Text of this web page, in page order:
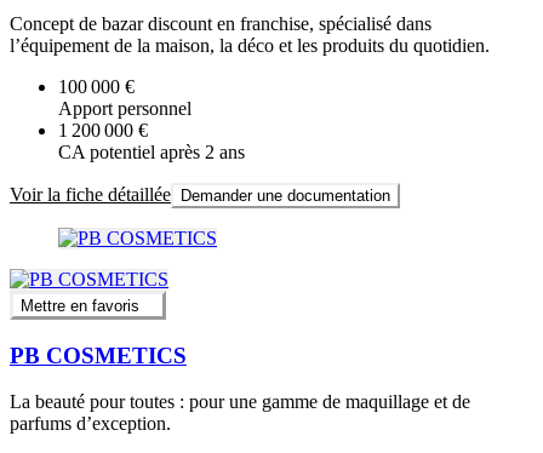
Concept de bazar discount en franchise, spécialisé dans
l’équipement de la maison, la déco et les produits du quotidien.
100 000 €
Apport personnel
1 200 000 €
CA potentiel après 2 ans
Voir la fiche détaillée Demander une documentation
Mettre en favoris
PB COSMETICS
La beauté pour toutes : pour une gamme de maquillage et de
parfums d’exception.